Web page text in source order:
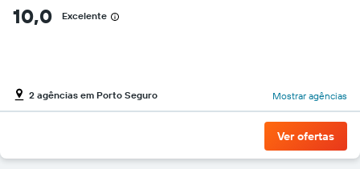
10,0 Excelente
2 agências em Porto Seguro Mostrar agências
Ver ofertas